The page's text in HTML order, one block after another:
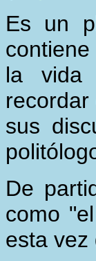
Es un
la vida
sus
De
como
esta vez